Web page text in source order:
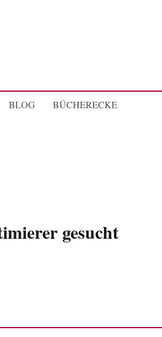
BLOG BÜCHERECKE
gesucht